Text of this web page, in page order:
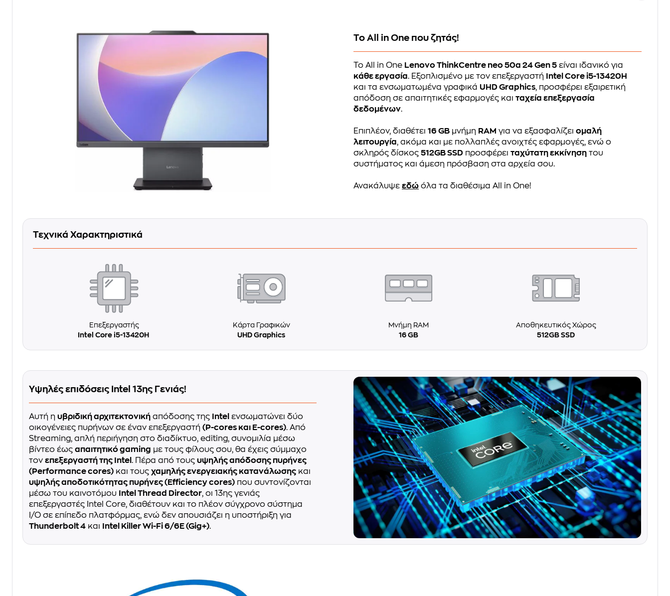
Το All in One που ζητάς!
Το All in One Lenovo ThinkCentre neo 50a 24 Gen 5 είναι ιδανικό για
κάθε εργασία. Εξοπλισμένο με τον επεξεργαστή Intel Core i5-13420H
και τα ενσωματωμένα γραφικά UHD Graphics, προσφέρει εξαιρετική
απόδοση σε απαιτητικές εφαρμογές καιταχεία επεξεργασία
δεδομένων.
Επιπλέον, διαθέτει16 GB μνήμη RAM για να εξασφαλίζειομαλή
λειτουργία, ακόμα και με πολλαπλές ανοιχτές εφαρμογές, ενώ ο
σκληρός δίσκος512GB SSD προσφέρειταχύτατη εκκίνηση του
συστήματος και άμεση πρόσβαση στα αρχεία σου.
Ανακάλυψεεδώ όλα τα διαθέσιμα All in One!
Τεχνικά Χαρακτηριστικά
Επεξεργαστής
Intel Core i5-13420H
Κάρτα Γραφικών
UHD Graphics
Μνήμη RAM
16 GB
Αποθηκευτικός Χώρος
512GB SSD
Υψηλές επιδόσεις Intel 13ης Γενιάς!
Αυτή η υβριδική αρχιτεκτονική απόδοσης της Intel ενσωματώνει δύο
οικογένειες πυρήνων σε έναν επεξεργαστή (P-cores και E-cores). Από
Streaming, απλή περιήγηση στο διαδίκτυο, editing, συνομιλία μέσω
βίντεο έως απαιτητικό gaming με τους φίλους σου, θα έχεις σύμμαχο
τον επεξεργαστή της Intel . Πέρα από τους υψηλής απόδοσης πυρήνες
(Performance cores) και τους χαμηλής ενεργειακής κατανάλωσης και
υψηλής αποδοτικότητας πυρήνες (Efficiency cores) που συντονίζονται
μέσω του καινοτόμου
Intel Thread Director, οι 13ης γενιάς
επεξεργαστές Intel Core, διαθέτουν και το πλέον σύγχρονο σύστημα
I/O σε επίπεδο πλατφόρμας, ενώ δεν απουσιάζει η υποστήριξη για
Thunderbolt 4 και Intel Killer Wi-Fi 6/6E (Gig+).